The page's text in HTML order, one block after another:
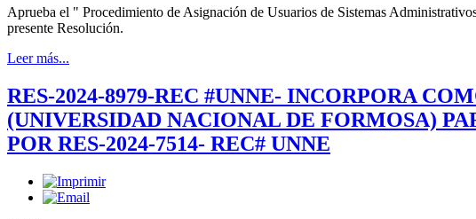
Aprueba el " Procedimiento de Asignación de Usuarios de Sistemas
presente Resolución.
Leer más...
RES-2024-8979-REC #UNNE- INCORPORA
(UNIVERSIDAD NACIONAL DE FORMOSA)
POR RES-2024-7514- REC# UNNE